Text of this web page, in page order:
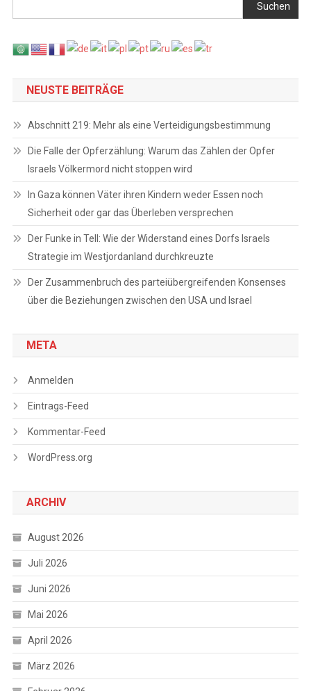
Suchen
NEUSTE BEITRÄGE
Abschnitt 219: Mehr als eine Verteidigungsbestimmung
Die Falle der Opferzählung: Warum das Zählen der Opfer
Israels Völkermord nicht stoppen wird
In Gaza können Väter ihren Kindern weder Essen noch
Sicherheit oder gar das Überleben versprechen
Der Funke in Tell: Wie der Widerstand eines Dorfs Israels
Strategie im Westjordanland durchkreuzte
Der Zusammenbruch des parteiübergreifenden Konsenses
über die Beziehungen zwischen den USA und Israel
META
Anmelden
Eintrags-Feed
Kommentar-Feed
WordPress.org
ARCHIV
August 2026
Juli 2026
Juni 2026
Mai 2026
April 2026
März 2026